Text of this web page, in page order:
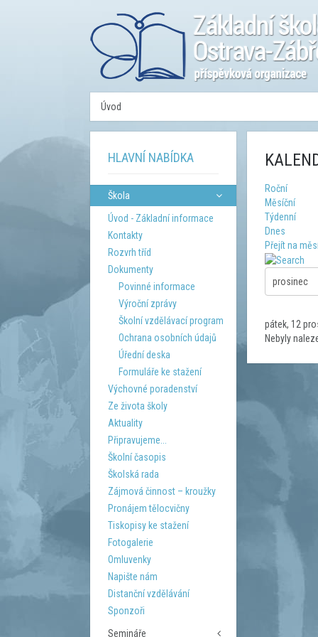
Úvod
Roční
Měsíční
Týdenní
Dnes
Přejít na
pátek, 12
Nebyly
HLAVNÍ NABÍDKA
Škola
Úvod - Základní informace
Kontakty
Rozvrh tříd
Dokumenty
Povinné informace
Výroční zprávy
Školní vzdělávací program
Ochrana osobních údajů
Úřední deska
Formuláře ke stažení
Výchovné poradenství
Ze života školy
Aktuality
Připravujeme...
Školní časopis
Školská rada
Zájmová činnost – kroužky
Pronájem tělocvičny
Tiskopisy ke stažení
Fotogalerie
Omluvenky
Napište nám
Distanční vzdělávání
Sponzoři
Semináře